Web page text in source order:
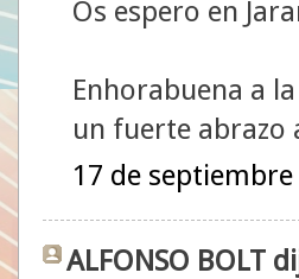
Os espero en
Enhorabuena a
un fuerte abrazo
17 de
ALFONSO BOLT